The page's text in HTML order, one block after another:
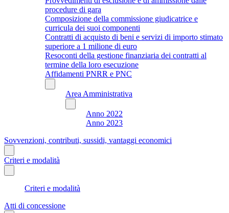
procedure di gara
Composizione della commissione giudicatrice e
curricula dei suoi componenti
Contratti di acquisto di beni e servizi di importo stimato
superiore a 1 milione di euro
Resoconti della gestione finanziaria dei contratti al
termine della loro esecuzione
Affidamenti PNRR e PNC
Area Amministrativa
Anno 2022
Anno 2023
Sovvenzioni, contributi, sussidi, vantaggi economici
Criteri e modalità
Criteri e modalità
Atti di concessione